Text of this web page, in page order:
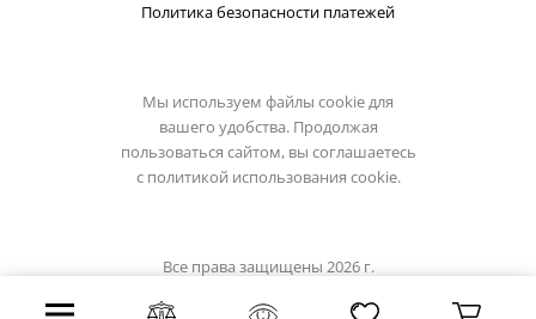
Политика безопасности платежей
Мы используем файлы cookie для
вашего удобства. Продолжая
пользоваться сайтом, вы соглашаетесь
с политикой использования cookie.
Все права защищены 2026 г.